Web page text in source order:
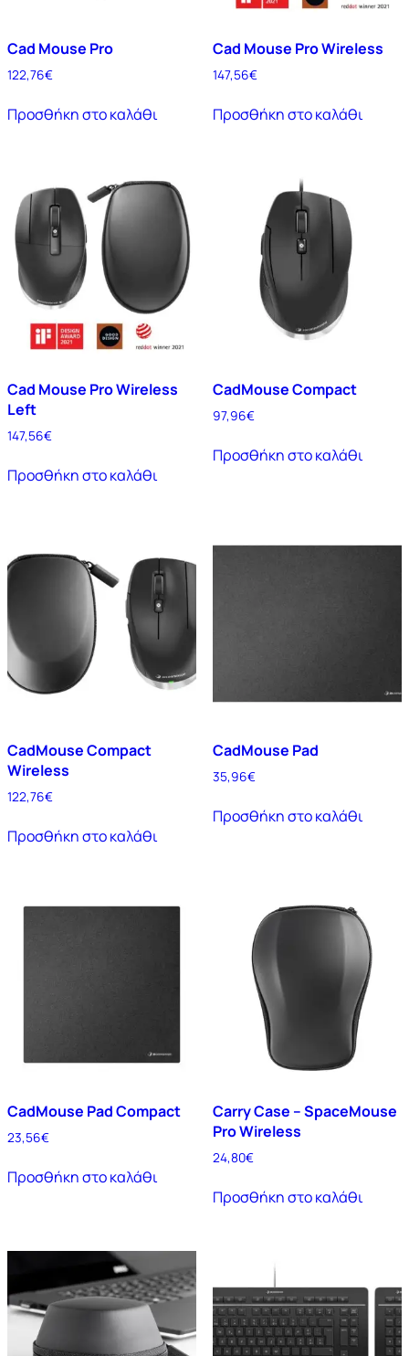
Cad Mouse Pro
122,76€
Προσθήκη στο καλάθι
Cad Mouse Pro Wireless
147,56€
Προσθήκη στο καλάθι
Cad Mouse Pro Wireless
Left
147,56€
Προσθήκη στο καλάθι
CadMouse Compact
97,96€
Προσθήκη στο καλάθι
CadMouse Compact
Wireless
122,76€
Προσθήκη στο καλάθι
CadMouse Pad
35,96€
Προσθήκη στο καλάθι
CadMouse Pad Compact
23,56€
Προσθήκη στο καλάθι
Carry Case – SpaceMouse
Pro Wireless
24,80€
Προσθήκη στο καλάθι